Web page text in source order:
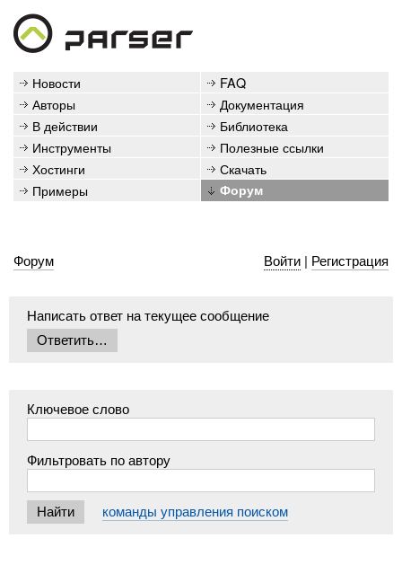
Новости
FAQ
Авторы
Документация
В действии
Библиотека
Инструменты
Полезные ссылки
Хостинги
Скачать
Примеры
Форум
Форум Войти| Регистрация
Написать ответ на текущее сообщение
Ключевое слово
Фильтровать по автору
команды управления поиском